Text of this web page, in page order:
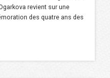
revient sur une
des quatre ans des